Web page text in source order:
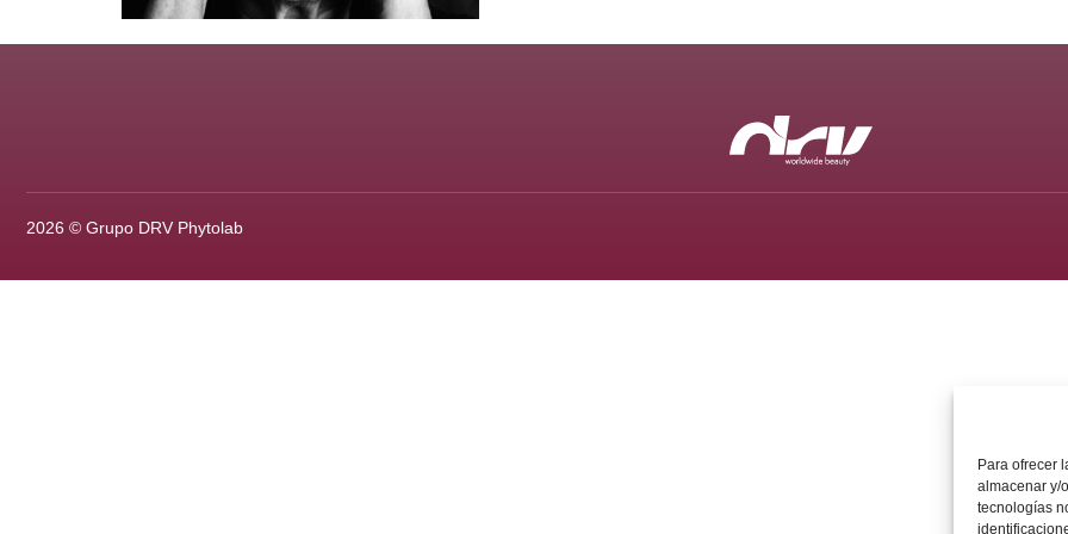
Para ofrecer
almacenar y/
tecnologías
2026 © Grupo DRV Phytolab